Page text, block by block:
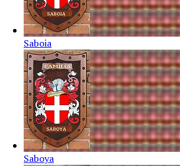
Saboia
Saboya